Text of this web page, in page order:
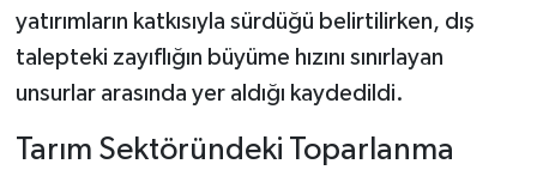
yatırımların katkısıyla sürdüğü belirtilirken, dış
talepteki zayıflığın büyüme hızını sınırlayan
unsurlar arasında yer aldığı kaydedildi.
Tarım Sektöründeki Toparlanma